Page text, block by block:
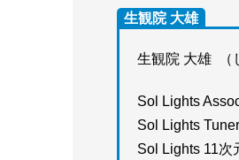
生観院 大雄
生観院 大雄 （
Sol Lights
Sol Lights Tuner
Sol Lights 11次